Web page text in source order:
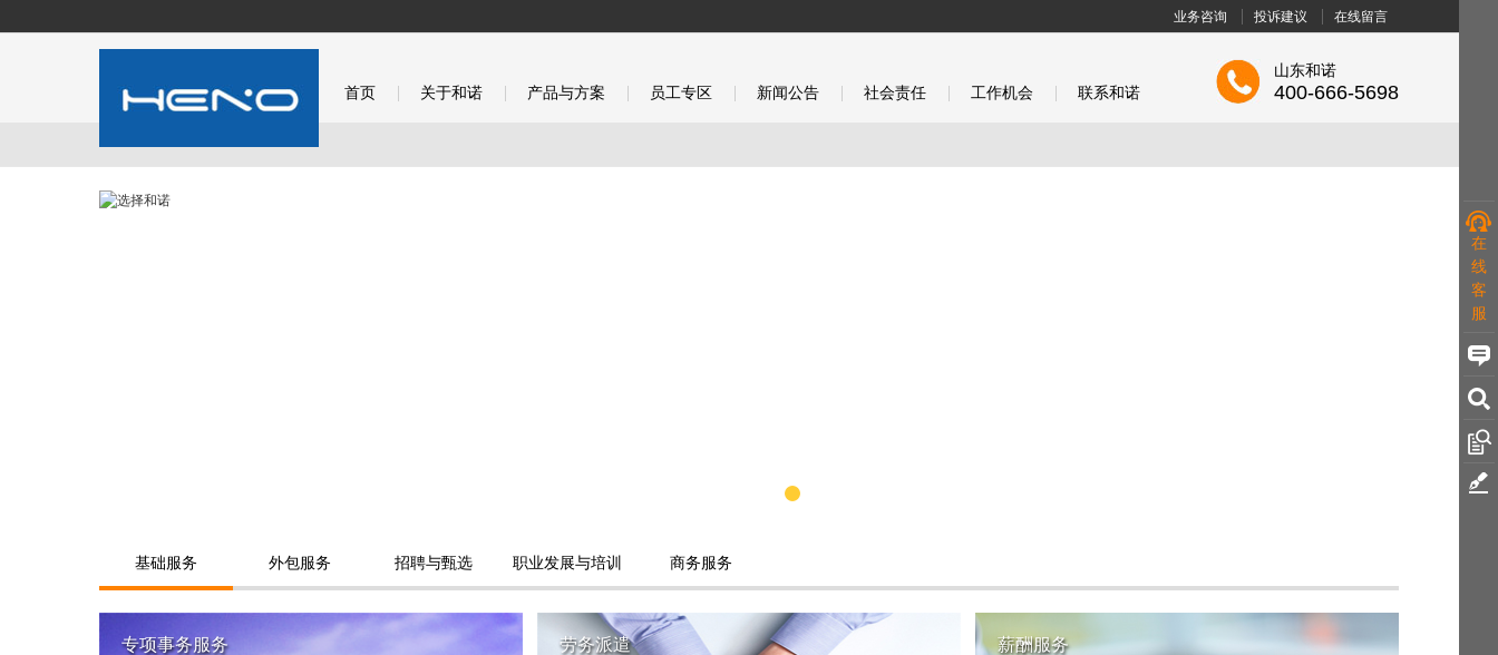
业务咨询 投诉建议 在线留言
首页 关于和诺 产品与方案 员工专区 新闻公告 社会责任 工作机会 联系和诺
山东和诺
400-666-5698
基础服务 外包服务 招聘与甄选 职业发展与培训 商务服务
专项事务服务 劳务派遣 薪酬服务
在
线
客
服